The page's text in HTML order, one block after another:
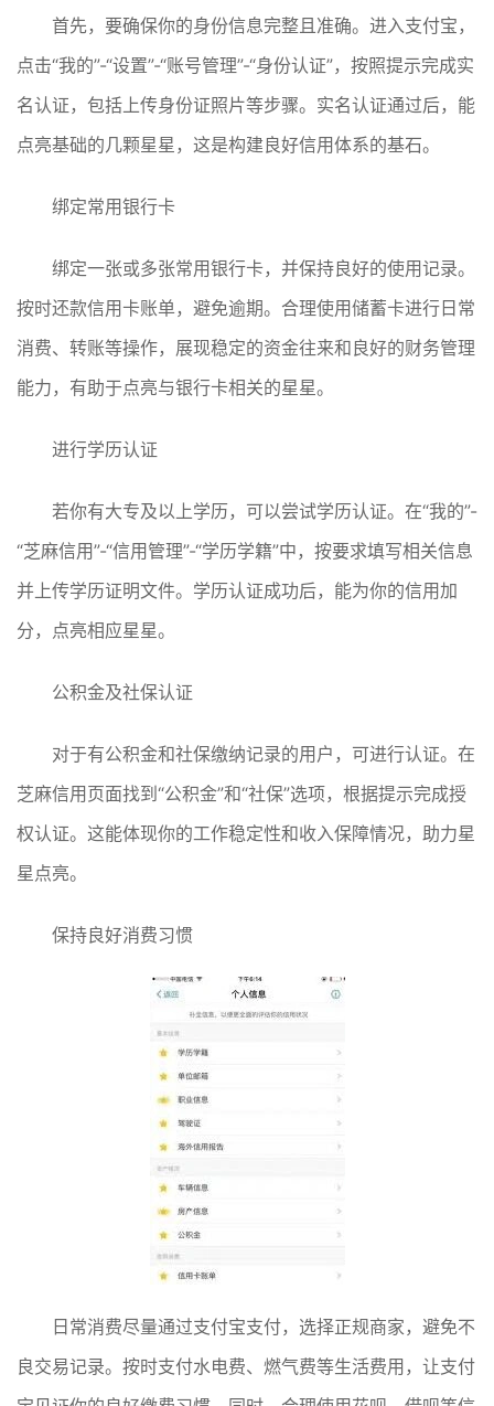
首先，要确保你的身份信息完整且准确。进入支付宝，
点击“我的”-“设置”-“账号管理”-“身份认证”，按照提示完成实
名认证，包括上传身份证照片等步骤。实名认证通过后，能
点亮基础的几颗星星，这是构建良好信用体系的基石。
绑定常用银行卡
绑定一张或多张常用银行卡，并保持良好的使用记录。
按时还款信用卡账单，避免逾期。合理使用储蓄卡进行日常
消费、转账等操作，展现稳定的资金往来和良好的财务管理
能力，有助于点亮与银行卡相关的星星。
进行学历认证
若你有大专及以上学历，可以尝试学历认证。在“我的”-
“芝麻信用”-“信用管理”-“学历学籍”中，按要求填写相关信息
并上传学历证明文件。学历认证成功后，能为你的信用加
分，点亮相应星星。
公积金及社保认证
对于有公积金和社保缴纳记录的用户，可进行认证。在
芝麻信用页面找到“公积金”和“社保”选项，根据提示完成授
权认证。这能体现你的工作稳定性和收入保障情况，助力星
星点亮。
保持良好消费习惯
日常消费尽量通过支付宝支付，选择正规商家，避免不
良交易记录。按时支付水电费、燃气费等生活费用，让支付